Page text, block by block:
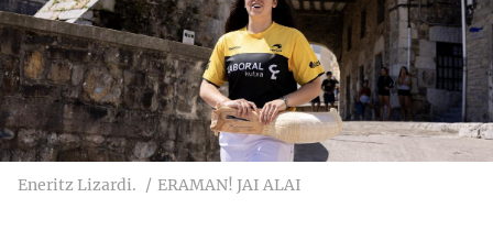
Eneritz Lizardi. ERAMAN! JAI ALAI